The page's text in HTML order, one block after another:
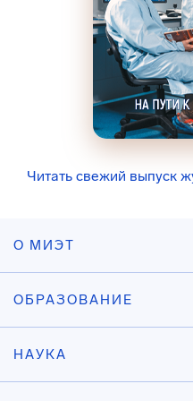
Читать свежий выпуск
О МИЭТ
ОБРАЗОВАНИЕ
НАУКА